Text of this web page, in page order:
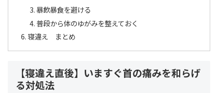
暴飲暴食を避ける
普段から体のゆがみを整えておく
寝違え まとめ
【寝違え直後】いますぐ首の痛みを和らげ
る対処法